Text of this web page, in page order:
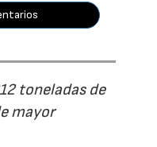
toneladas de
mayor